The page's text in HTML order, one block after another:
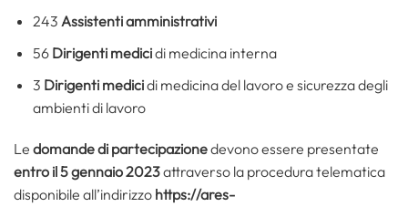
243 Assistenti amministrativi
56 Dirigenti medicidi medicina interna
3 Dirigenti medicidi medicina del lavoro e sicurezza degli
ambienti di lavoro
Le domande di partecipazionedevono essere presentate
entro il 5 gennaio 2023attraverso la procedura telematica
disponibile all’indirizzo https://ares-